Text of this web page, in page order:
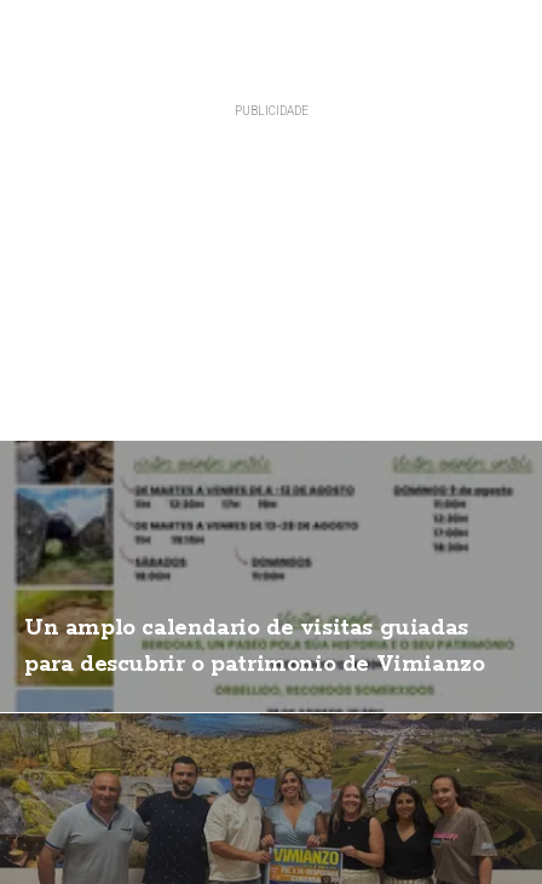
Un amplo calendario de visitas guiadas
para descubrir o patrimonio de Vimianzo